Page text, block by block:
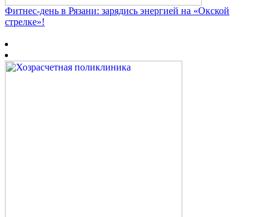
Фитнес‑день в Рязани: зарядись энергией на «Окской
стрелке»!